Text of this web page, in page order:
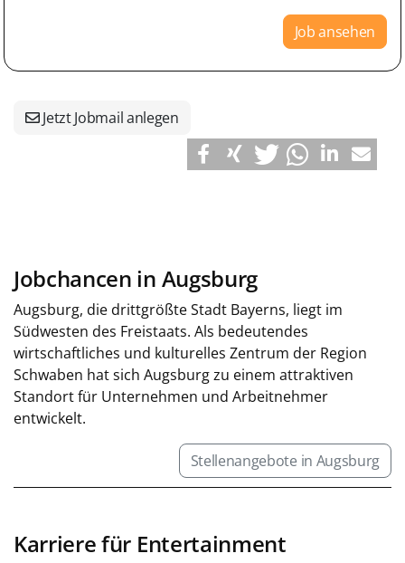
Job ansehen
Jetzt Jobmail anlegen
Jobchancen in Augsburg
Augsburg, die drittgrößte Stadt Bayerns, liegt im
Südwesten des Freistaats. Als bedeutendes
wirtschaftliches und kulturelles Zentrum der Region
Schwaben hat sich Augsburg zu einem attraktiven
Standort für Unternehmen und Arbeitnehmer
entwickelt.
Stellenangebote in Augsburg
Karriere für Entertainment